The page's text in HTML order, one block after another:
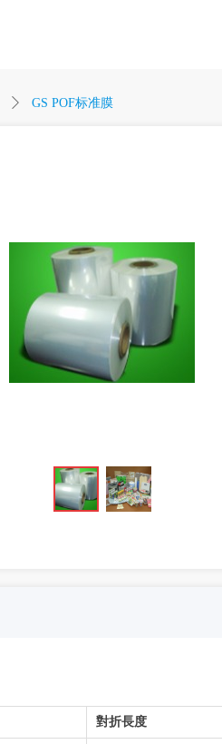
對折長度
ꄲ GS POF标准膜